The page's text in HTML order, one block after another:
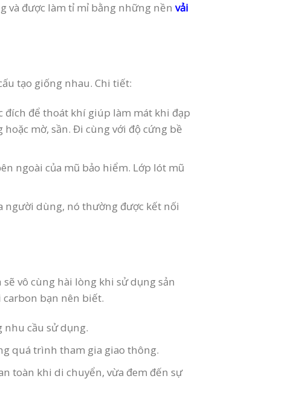
và được làm tỉ mỉ bằng những nền vải
tạo giống nhau. Chi tiết:
để thoát khí giúp làm mát khi đạp
mờ, sần. Đi cùng với độ cứng bề
ngoài của mũ bảo hiểm. Lớp lót mũ
người dùng, nó thường được kết nối
vô cùng hài lòng khi sử dụng sản
carbon bạn nên biết.
nhu cầu sử dụng.
quá trình tham gia giao thông.
toàn khi di chuyển, vừa đem đến sự